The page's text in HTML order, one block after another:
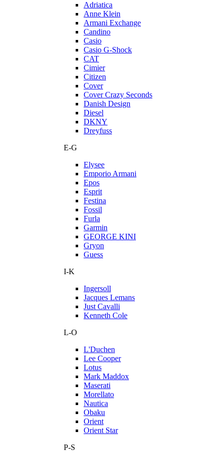
Adriatica
Anne Klein
Armani Exchange
Candino
Casio
Casio G-Shock
CAT
Cimier
Citizen
Cover
Cover Crazy Seconds
Danish Design
Diesel
DKNY
Dreyfuss
E-G
Elysee
Emporio Armani
Epos
Esprit
Festina
Fossil
Furla
Garmin
GEORGE KINI
Gryon
Guess
I-K
Ingersoll
Jacques Lemans
Just Cavalli
Kenneth Cole
L-O
L'Duchen
Lee Cooper
Lotus
Mark Maddox
Maserati
Morellato
Nautica
Obaku
Orient
Orient Star
P-S